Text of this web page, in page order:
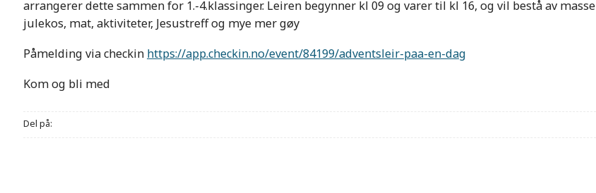
arrangerer dette sammen for 1.-4.klassinger. Leiren begynner kl 09 og varer til kl 16, og vil bestå av masse
julekos, mat, aktiviteter, Jesustreff og mye mer gøy
Påmelding via checkin https://app.checkin.no/event/84199/adventsleir-paa-en-dag
Kom og bli med
Del på: